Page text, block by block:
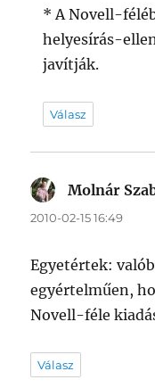
* A Novell-
helyesírás-
javítják.
Válasz
Molnár
2010-02-15 16:49
Egyetértek:
egyértelműen,
Novell-féle
Válasz